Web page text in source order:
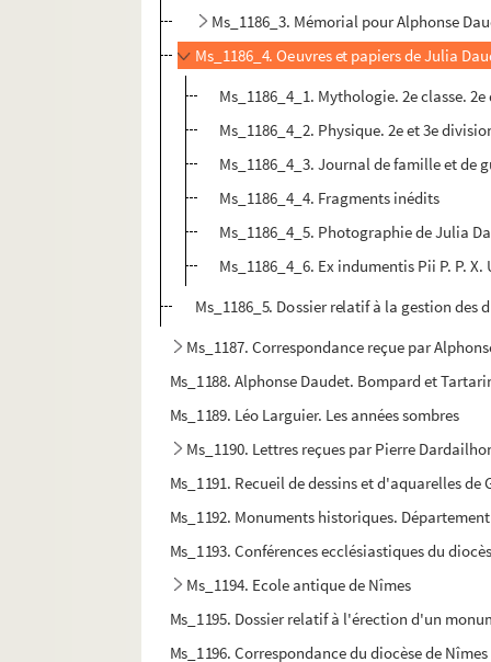
Ms_1186_3. Mémorial pour Alphonse
Ms_1186_4. Oeuvres et papiers de Julia
Ms_1186_4_1. Mythologie. 2e classe.
Ms_1186_4_2. Physique. 2e et 3e
Ms_1186_4_3. Journal de famille et de
Ms_1186_4_4. Fragments inédits
Ms_1186_4_5. Photographie de Julia
Ms_1186_4_6. Ex indumentis Pii P. P.
Ms_1186_5. Dossier relatif à la gestion
Ms_1187. Correspondance reçue par
Ms_1188. Alphonse Daudet. Bompard et
Ms_1189. Léo Larguier. Les années sombres
Ms_1190. Lettres reçues par Pierre
Ms_1191. Recueil de dessins et d'aquarelles de
Ms_1192. Monuments historiques.
Ms_1193. Conférences ecclésiastiques du
Ms_1194. Ecole antique de Nîmes
Ms_1195. Dossier relatif à l'érection d'un
Ms_1196. Correspondance du diocèse de Nîmes